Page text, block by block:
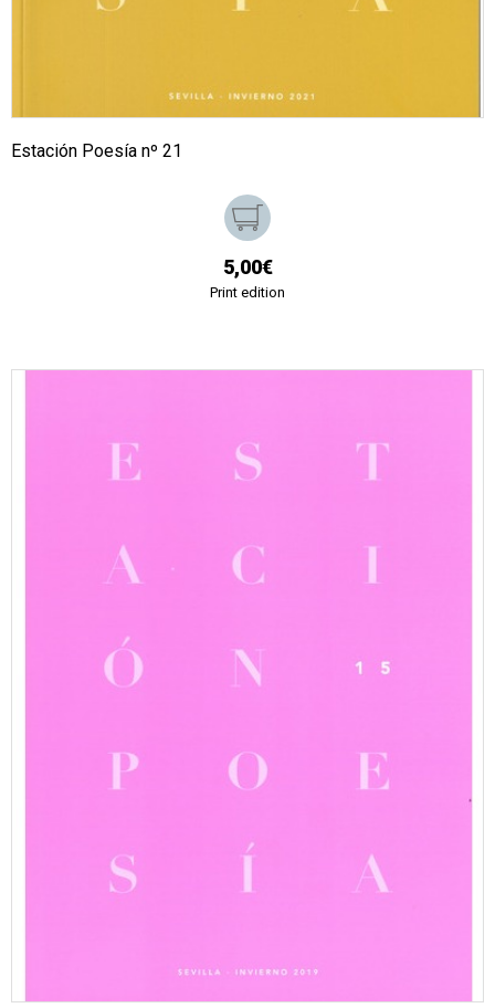
Estación Poesía nº 21
5,00€
Print edition